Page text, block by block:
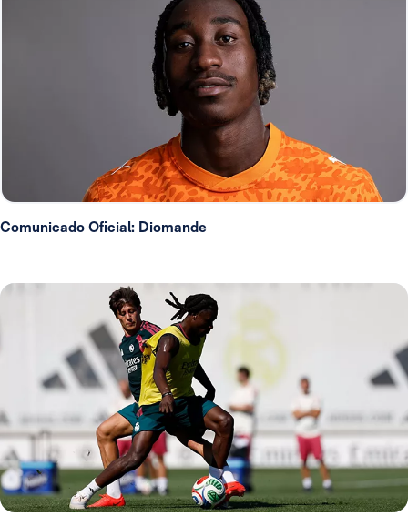
Comunicado Oficial: Diomande